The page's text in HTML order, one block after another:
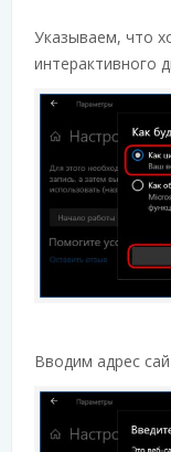
Указываем, что
интерактивного
Вводим адрес